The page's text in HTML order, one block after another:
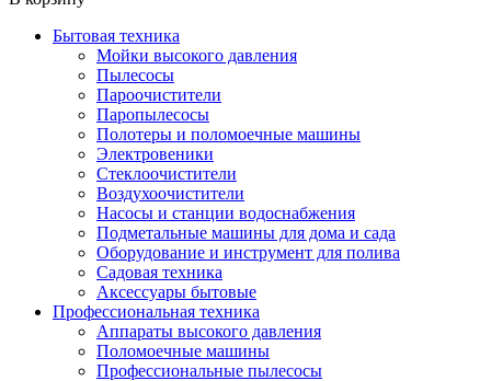
Бытовая техника
Мойки высокого давления
Пылесосы
Пароочистители
Паропылесосы
Полотеры и поломоечные машины
Электровеники
Стеклоочистители
Воздухоочистители
Насосы и станции водоснабжения
Подметальные машины для дома и сада
Оборудование и инструмент для полива
Садовая техника
Аксессуары бытовые
Профессиональная техника
Аппараты высокого давления
Поломоечные машины
Профессиональные пылесосы